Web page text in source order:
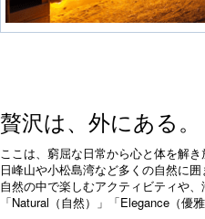
贅沢は、外にある。
ここは、窮屈な日常から心と体を解
日峰山や小松島湾など多くの自然に囲
自然の中で楽しむアクティビティや
「Natural（自然）」「Elegance（優